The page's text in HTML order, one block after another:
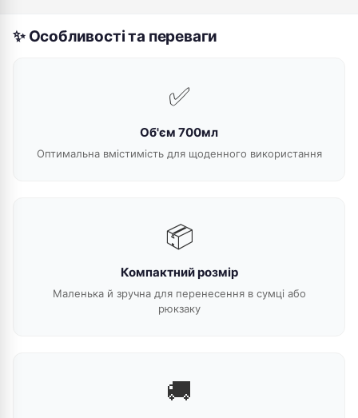
✨ Особливості та переваги
✅
Об'єм 700мл
Оптимальна вмістимість для щоденного використання
📦
Компактний розмір
Маленька й зручна для перенесення в сумці або
рюкзаку
🚚